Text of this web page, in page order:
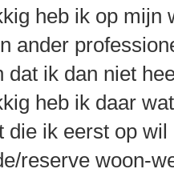
heb ik op mijn
ander
dat ik dan niet
heb ik daar
die ik eerst op
reserve woon-